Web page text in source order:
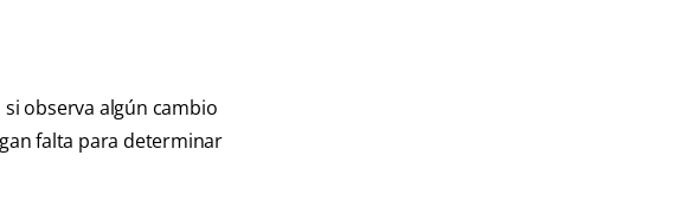
observa algún cambio
falta para determinar